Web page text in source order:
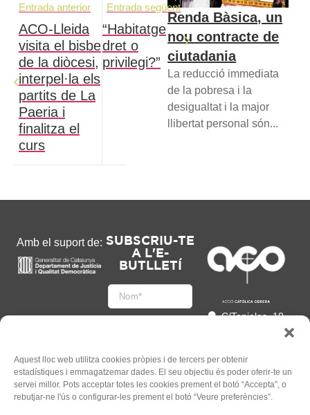
Aquest lloc web utilitza cookies pròpies i de tercers per obtenir
estadístiques i emmagatzemar dades. El seu objectiu és poder oferir-te un
servei millor. Pots acceptar totes les cookies prement el botó “Accepta”, o
rebutjar-ne l'ús o configurar-les prement el botó “Veure preferències”.
Entrada anterior
ACO-Lleida
visita el bisbe
de la diòcesi,
interpel·la els
partits de La
Paeria i
finalitza el
curs
Entrada següent
“Habitatge
dret o
privilegi?”
Renda Bàsica, un
nou contracte de
ciutadania
La reducció immediata
de la pobresa i la
desigualtat i la major
llibertat personal són...
Amb el suport de: SUBSCRIU-TE
A L'E-
BUTLLETÍ
Accepto
l'Informació legal
C/Tapioles, 10
93 505 86 86
hola@acocat.org